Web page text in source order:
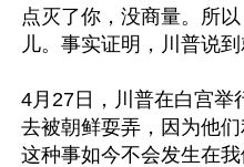
点灭了你，没商量。所
儿。事实证明，川普说到
4月27日，川普在白宫举
去被朝鲜耍弄，因为他
这种事如今不会发生在我